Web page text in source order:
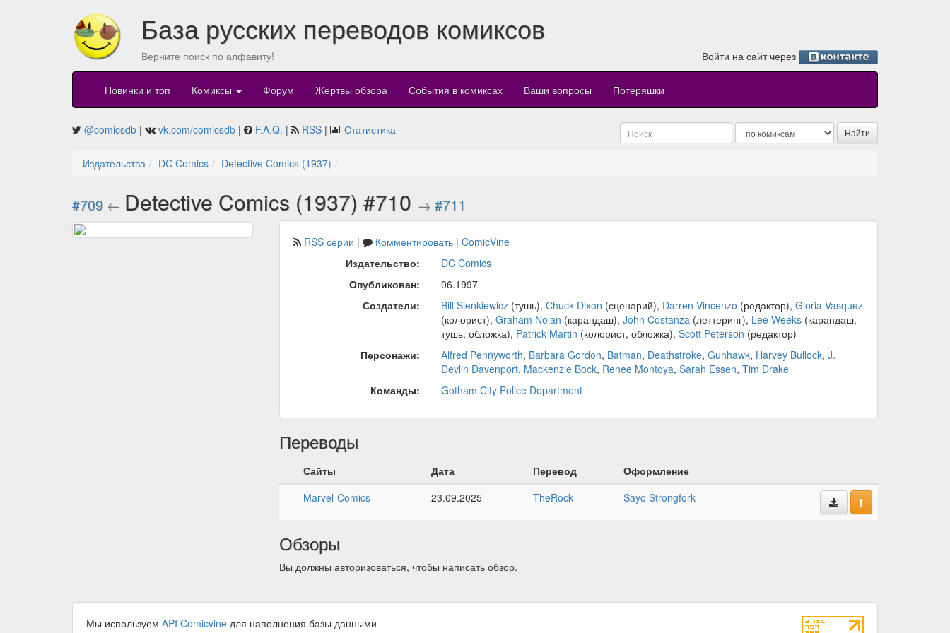
База русских переводов комиксов
Верните поиск по алфавиту! Войти на сайт через
Новинки и топ Комиксы Форум Жертвы обзора События в комиксах Ваши вопросы Потеряшки
@comicsdb | vk.com/comicsdb | F.A.Q. | RSS | Статистика
Издательства DC Comics Detective Comics (1937)
#709 ← Detective Comics (1937) #710 → #711
RSS серии | Комментировать| ComicVine
Издательство:
DC Comics
Опубликован:
06.1997
Создатели:
Bill Sienkiewicz(тушь), Chuck Dixon (сценарий), Darren Vincenzo (редактор), Gloria Vasquez
(колорист), Graham Nolan (карандаш), John Costanza(леттеринг), Lee Weeks(карандаш,
тушь, обложка), Patrick Martin (колорист, обложка), Scott Peterson (редактор)
Персонажи:
Alfred Pennyworth, Barbara Gordon, Batman, Deathstroke, Gunhawk, Harvey Bullock, J.
Devlin Davenport, Mackenzie Bock, Renee Montoya, Sarah Essen, Tim Drake
Команды:
Gotham City Police Department
Переводы
Сайты Дата Перевод
Оформление
Marvel-Comics
23.09.2025 TheRock Sayo Strongfork
Обзоры
Вы должны авторизоваться, чтобы написать обзор.
Мы используем API Comicvine для наполнения базы данными